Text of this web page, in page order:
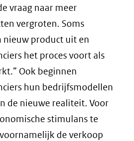
vraag naar meer
vergroten. Soms
nieuw product uit en
het proces voort als
Ook beginnen
hun bedrijfsmodellen
de nieuwe realiteit. Voor
stimulans te
de verkoop